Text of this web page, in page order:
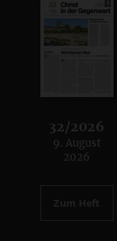
32/2026
:
9. August
2026
Zum Heft